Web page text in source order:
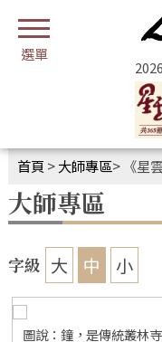
首頁 >大師專區> 《星
大師專區
字級 大 中 小
圖說：鐘，是傳統叢林